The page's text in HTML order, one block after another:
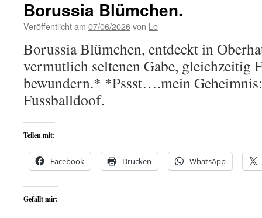
Borussia Blümchen.
Veröffentlicht am 07/06/2026von Lo
Borussia Blümchen, entdeckt in
vermutlich seltenen Gabe, gleichzeitig
bewundern.* *Pssst….mein
Fussballdoof.
Teilen mit:
Facebook Drucken WhatsApp
Gefällt mir: